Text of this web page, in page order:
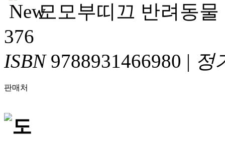
모모부띠끄 반려동물
376
ISBN9788931466980 | 정
판매처